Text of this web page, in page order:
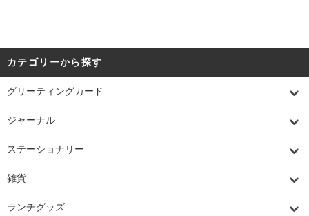
カテゴリーから探す
グリーティングカード
ジャーナル
ステーショナリー
雑貨
ランチグッズ